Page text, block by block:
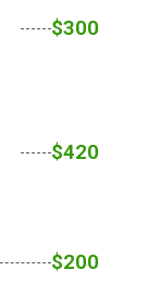
$300
$420
$200